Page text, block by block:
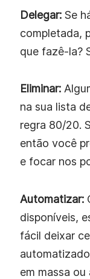
Delegar: Se
completada,
que fazê-la?
Eliminar:
na sua lista
regra 80/20.
então você
e focar nos
Automatizar:
disponíveis,
fácil deixar
em massa